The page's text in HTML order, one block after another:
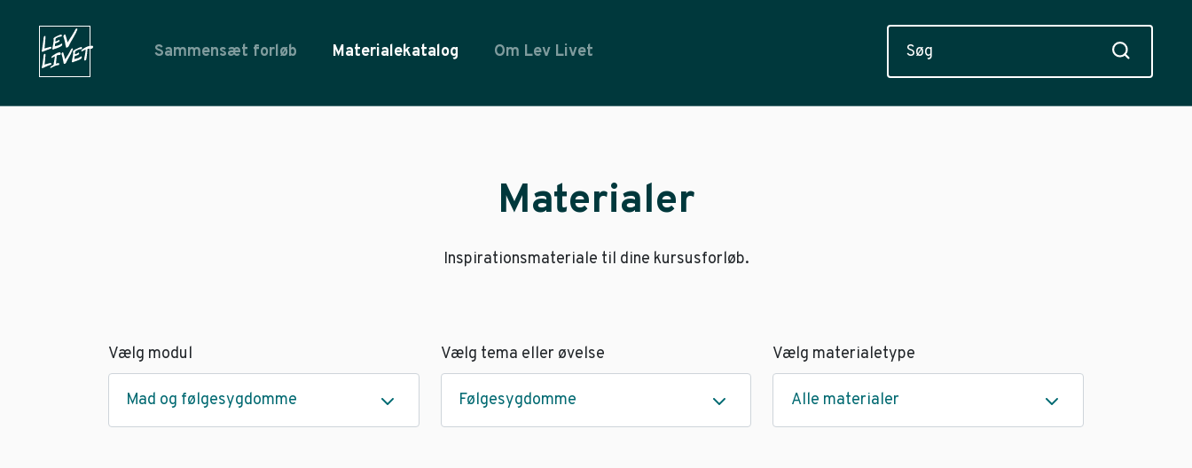
Sammensæt forløb Materialekatalog Om Lev Livet
Materialer
Inspirationsmateriale til dine kursusforløb.
Vælg modul
Mad og følgesygdomme
Vælg tema eller øvelse
Følgesygdomme
Vælg materialetype
Alle materialer